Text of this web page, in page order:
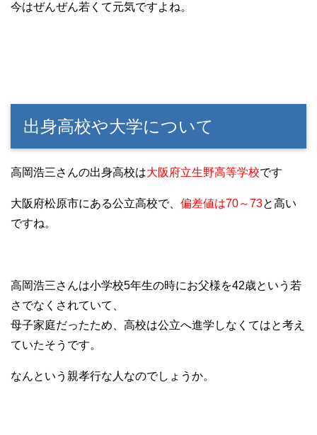
今はぜんぜん若くて元気ですよね。
出身高校や大学について
高岡浩三さんの出身高校は大阪府立生野高等学校です
大阪府松原市にある公立高校で、 偏差値は70～73と高い
ですね。
高岡浩三さんは小学校5年生の時にお父様を42歳という若
さでなくされていて、
母子家庭だったため、高校は公立へ進学しなくてはと考え
ていたそうです。
なんという親孝行な人なのでしょうか。